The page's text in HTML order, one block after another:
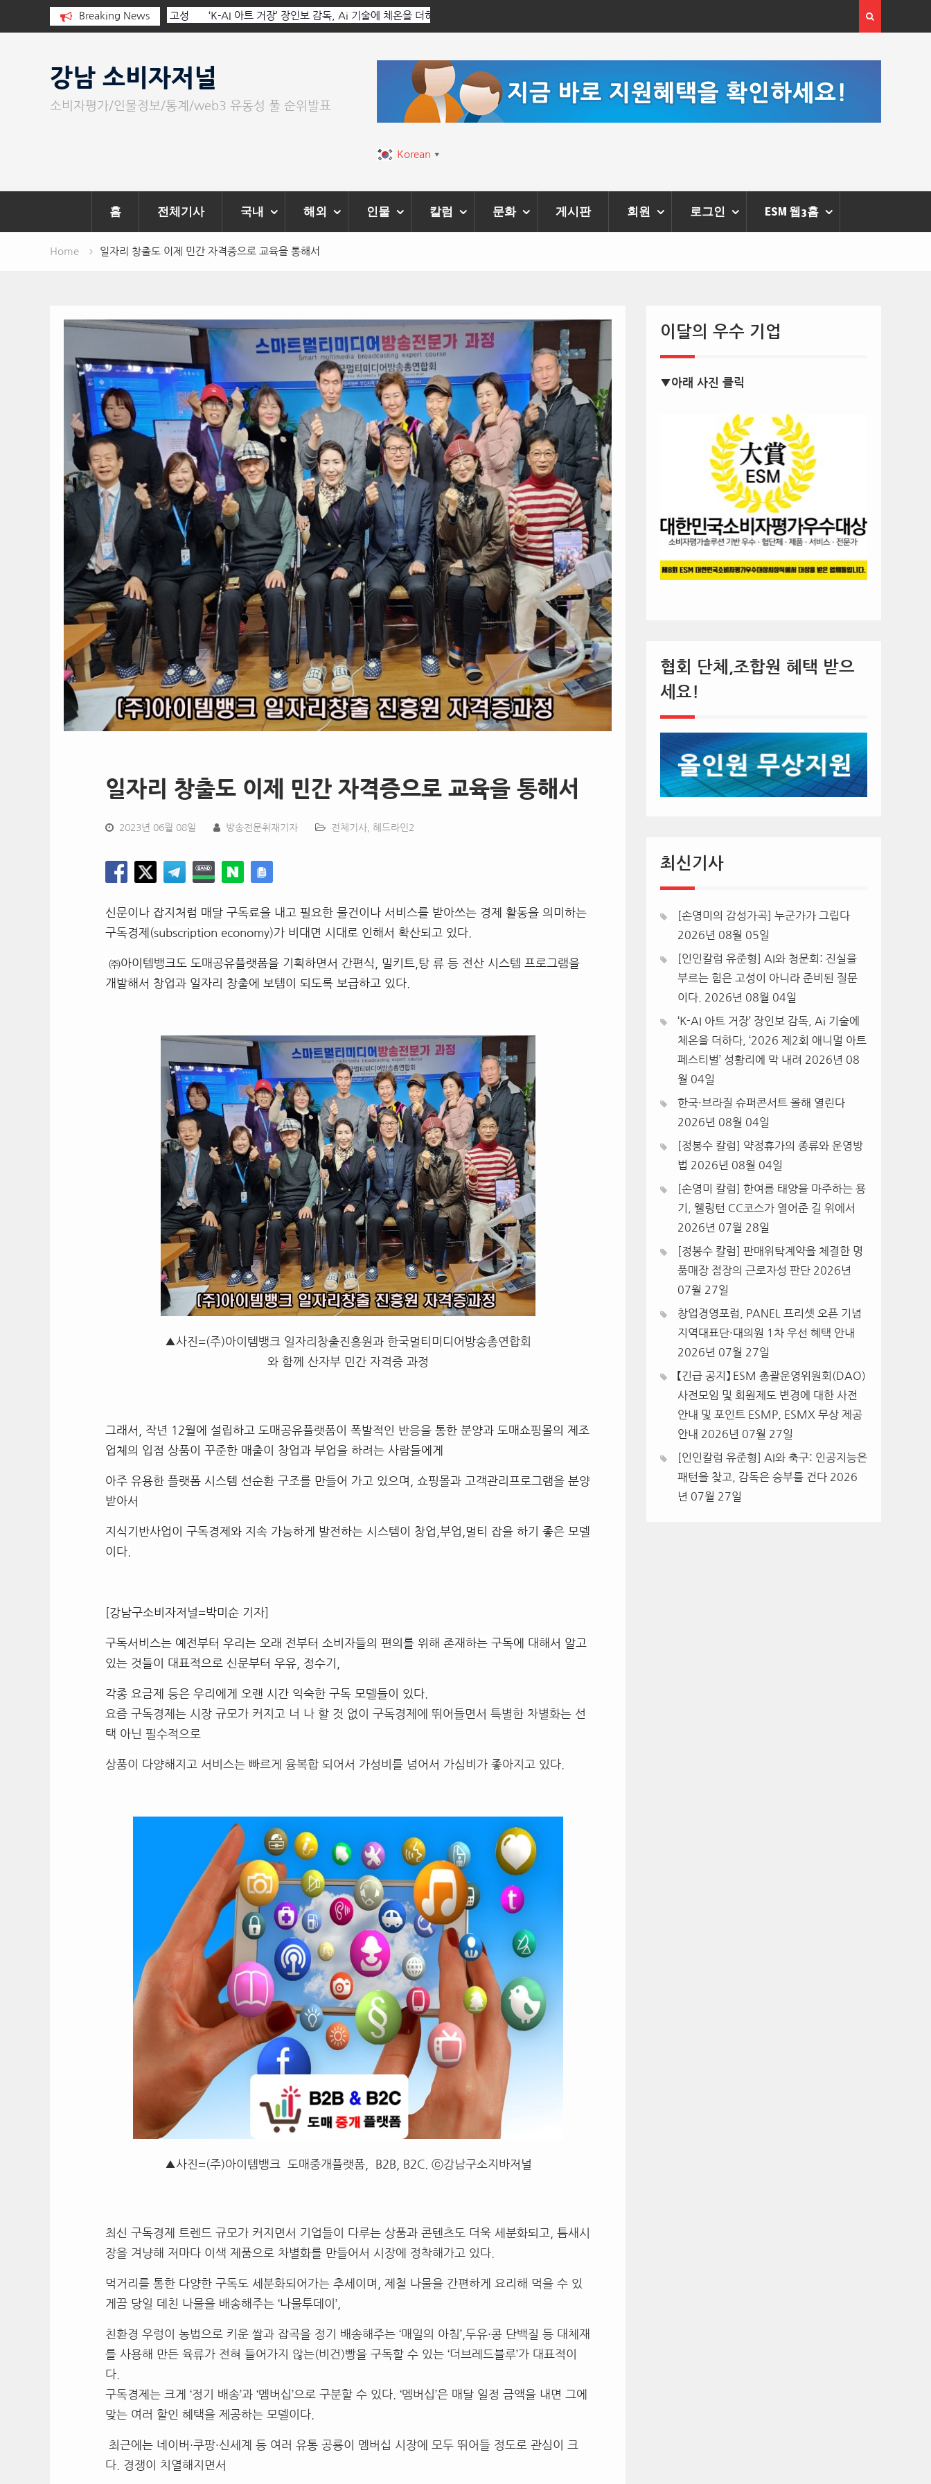
Breaking News
청문회: 진실을 부르는 힘은 고성
이다.
‘K-AI 아트 거장’ 장인보 감독, Ai 기술에 체온을 더하다,
‘2026 제2회 애니멀 아트 페스티벌’ 성황리에 막 내려
[정봉수 칼럼] 약정휴가의 종류와 운영방법
강남 소비자저널
소비자평가/인물정보/통계/web3 유동성 풀 순위발표
Korean ▼
홈 전체기사 국내 해외 인물 칼럼 문화 게시판 회원 로그인 ESM 웹3홈
Home 일자리 창출도 이제 민간 자격증으로 교육을 통해서
일자리 창출도 이제 민간 자격증으로 교육을 통해서
2023년 06월 08일 방송전문취재기자 전체기사 헤드라인2
신문이나 잡지처럼 매달 구독료을 내고 필요한 물건이나 서비스를 받아쓰는 경제 활동을 의미하는
구독경제(subscription economy)가 비대면 시대로 인해서 확산되고 있다.
㈜아이템뱅크도 도매공유플랫폼을 기획하면서 간편식, 밀키트,탕 류 등 전산 시스템 프로그램을
개발해서 창업과 일자리 창출에 보템이 되도록 보급하고 있다.
▲사진=(주)아이템뱅크 일자리창출진흥원과 한국멀티미디어방송총연합회
와 함께 산자부 민간 자격증 과정
그래서, 작년 12월에 설립하고 도매공유플랫폼이 폭발적인 반응을 통한 분양과 도매쇼핑몰의 제조
업체의 입점 상품이 꾸준한 매출이 창업과 부업을 하려는 사람들에게
아주 유용한 플랫폼 시스템 선순환 구조를 만들어 가고 있으며, 쇼핑몰과 고객관리프로그램을 분양
받아서
지식기반사업이 구독경제와 지속 가능하게 발전하는 시스템이 창업,부업,멀티 잡을 하기 좋은 모델
이다.
[강남구소비자저널=박미순 기자]
구독서비스는 예전부터 우리는 오래 전부터 소비자들의 편의를 위해 존재하는 구독에 대해서 알고
있는 것들이 대표적으로 신문부터 우유, 정수기,
각종 요금제 등은 우리에게 오랜 시간 익숙한 구독 모델들이 있다.
요즘 구독경제는 시장 규모가 커지고 너 나 할 것 없이 구독경제에 뛰어들면서 특별한 차별화는 선
택 아닌 필수적으로
상품이 다양해지고 서비스는 빠르게 융복합 되어서 가성비를 넘어서 가심비가 좋아지고 있다.
▲사진=(주)아이템뱅크 도매중개플랫폼, B2B, B2C. ⓒ강남구소지바저널
최신 구독경제 트렌드 규모가 커지면서 기업들이 다루는 상품과 콘텐츠도 더욱 세분화되고, 틈새시
장을 겨냥해 저마다 이색 제품으로 차별화를 만들어서 시장에 정착해가고 있다.
먹거리를 통한 다양한 구독도 세분화되어가는 추세이며, 제철 나물을 간편하게 요리해 먹을 수 있
게끔 당일 데친 나물을 배송해주는 ‘나물투데이’,
친환경 우렁이 농법으로 키운 쌀과 잡곡을 정기 배송해주는 ‘매일의 아침’,두유·콩 단백질 등 대체재
를 사용해 만든 육류가 전혀 들어가지 않는(비건)빵을 구독할 수 있는 ‘더브레드블루’가 대표적이
다.
구독경제는 크게 ‘정기 배송’과 ‘멤버십’으로 구분할 수 있다. ‘멤버십’은 매달 일정 금액을 내면 그에
맞는 여러 할인 혜택을 제공하는 모델이다.
최근에는 네이버·쿠팡·신세계 등 여러 유통 공룡이 멤버십 시장에 모두 뛰어들 정도로 관심이 크
다. 경쟁이 치열해지면서
이달의 우수 기업
▼아래 사진 클릭
협회 단체,조합원 혜택 받으
세요!
최신기사
[손영미의 감성가곡] 누군가가 그립다
2026년 08월 05일
[인인칼럼 유준형] AI와 청문회: 진실을
부르는 힘은 고성이 아니라 준비된 질문
이다.
2026년 08월 04일
‘K-AI 아트 거장’ 장인보 감독, Ai 기술에
체온을 더하다, ‘2026 제2회 애니멀 아트
페스티벌’ 성황리에 막 내려 2026년 08
월 04일
한국·브라질 슈퍼콘서트 올해 열린다
2026년 08월 04일
[정봉수 칼럼] 약정휴가의 종류와 운영방
법 2026년 08월 04일
[손영미 칼럼] 한여름 태양을 마주하는 용
기, 웰링턴 CC코스가 열어준 길 위에서
2026년 07월 28일
[정봉수 칼럼] 판매위탁계약을 체결한 명
품매장 점장의 근로자성 판단 2026년
07월 27일
창업경영포럼, PANEL 프리셋 오픈 기념
지역대표단·대의원 1차 우선 혜택 안내
2026년 07월 27일
【긴급 공지】 ESM 총괄운영위원회(DAO)
사전모임 및 회원제도 변경에 대한 사전
안내 및 포인트 ESMP, ESMX 무상 제공
안내 2026년 07월 27일
[인인칼럼 유준형] AI와 축구: 인공지능은
패턴을 찾고, 감독은 승부를 건다 2026
년 07월 27일